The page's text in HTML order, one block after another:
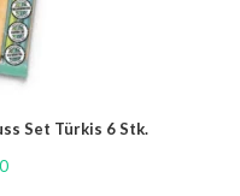
Set Türkis 6 Stk.